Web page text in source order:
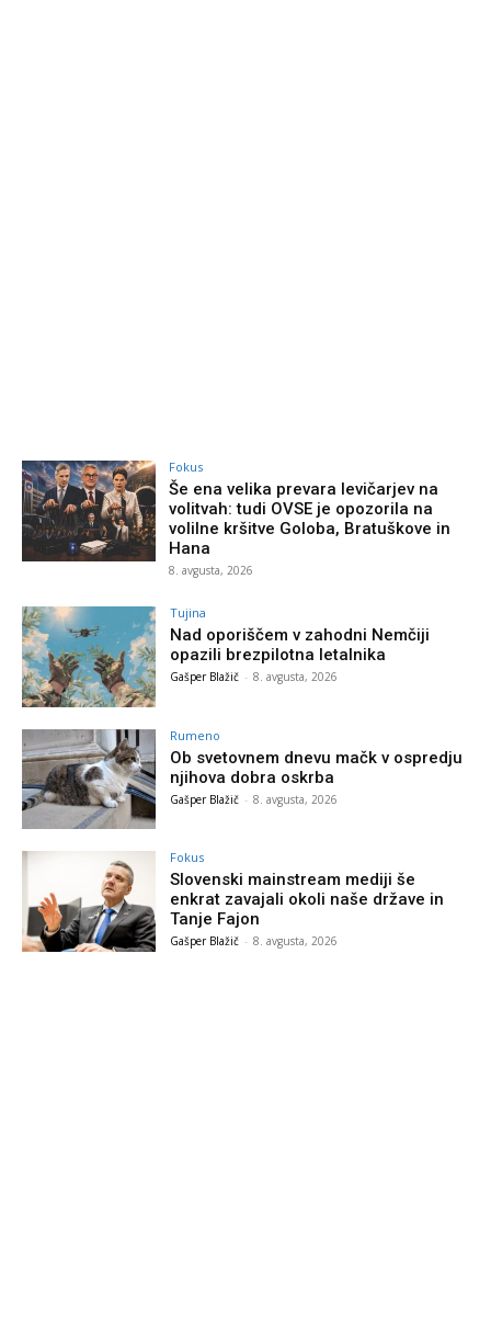
Fokus
Še ena velika prevara levičarjev na
volitvah: tudi OVSE je opozorila na
volilne kršitve Goloba, Bratuškove in
Hana
8. avgusta, 2026
Tujina
Nad oporiščem v zahodni Nemčiji
opazili brezpilotna letalnika
Gašper Blažič - 8. avgusta, 2026
Rumeno
Ob svetovnem dnevu mačk v ospredju
njihova dobra oskrba
Gašper Blažič - 8. avgusta, 2026
Fokus
Slovenski mainstream mediji še
enkrat zavajali okoli naše države in
Tanje Fajon
Gašper Blažič - 8. avgusta, 2026